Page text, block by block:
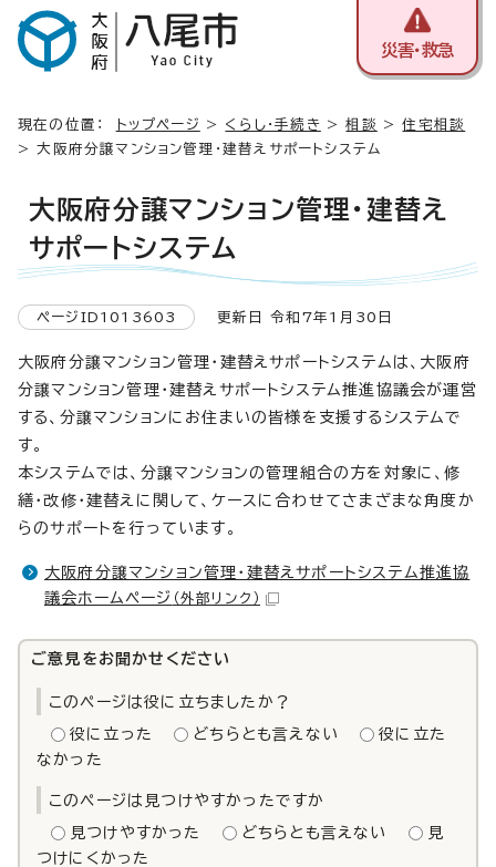
災害・救急
現在の位置： トップページ > くらし・手続き >相談 >住宅相談
> 大阪府分譲マンション管理・建替えサポートシステム
大阪府分譲マンション管理・建替え
サポートシステム
ページID1013603 更新日 令和7年1月30日
大阪府分譲マンション管理・建替えサポートシステムは、大阪府
分譲マンション管理・建替えサポートシステム推進協議会が運営
する、分譲マンションにお住まいの皆様を支援するシステムで
す。
本システムでは、分譲マンションの管理組合の方を対象に、修
繕・改修・建替えに関して、ケースに合わせてさまざまな角度か
らのサポートを行っています。
大阪府分譲マンション管理・建替えサポートシステム推進協
議会ホームページ （外部リンク）
ご意見をお聞かせください
このページは役に立ちましたか？
役に立った どちらとも言えない
役に立た
なかった
このページは見つけやすかったですか
見つけやすかった どちらとも言えない
見
つけにくかった